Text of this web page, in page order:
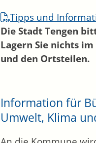
Tipps und
Die Stadt Tengen
Lagern Sie nichts
und den Ortsteilen.
Information für
Umwelt, Klima